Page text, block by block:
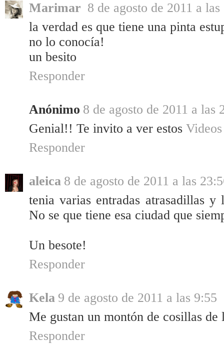
Marimar 8 de agosto de 2011 a
la verdad es que tiene una pinta
no lo conocía!
un besito
Responder
Anónimo 8 de agosto de 2011 a las
Genial!! Te invito a ver estos
Responder
aleica 8 de agosto de 2011 a las
tenia varias entradas atrasadillas
No se que tiene esa ciudad que
Un besote!
Responder
Kela 9 de agosto de 2011 a las 9:55
Me gustan un montón de cosillas de
Responder